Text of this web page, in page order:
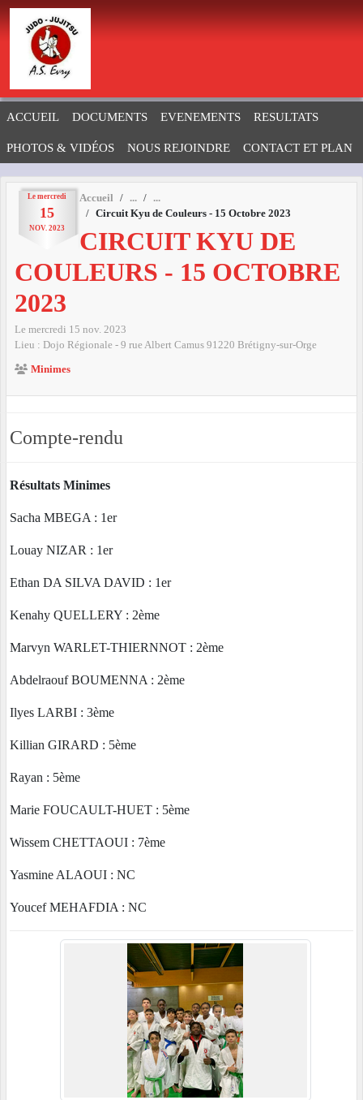
ACCUEIL DOCUMENTS EVENEMENTS RESULTATS
PHOTOS & VIDÉOS NOUS REJOINDRE CONTACT ET PLAN
Le mercredi
15
NOV. 2023
Accueil
Circuit Kyu de Couleurs - 15 Octobre 2023
CIRCUIT KYU DE
COULEURS - 15 OCTOBRE
2023
Le mercredi 15 nov. 2023
Lieu : Dojo Régionale - 9 rue Albert Camus 91220 Brétigny-sur-Orge
Minimes
Compte-rendu
Résultats Minimes
Sacha MBEGA : 1er
Louay NIZAR : 1er
Ethan DA SILVA DAVID : 1er
Kenahy QUELLERY : 2ème
Marvyn WARLET-THIERNNOT : 2ème
Abdelraouf BOUMENNA : 2ème
Ilyes LARBI : 3ème
Killian GIRARD : 5ème
Rayan : 5ème
Marie FOUCAULT-HUET : 5ème
Wissem CHETTAOUI : 7ème
Yasmine ALAOUI : NC
Youcef MEHAFDIA : NC
Panneau de gestion des cookies